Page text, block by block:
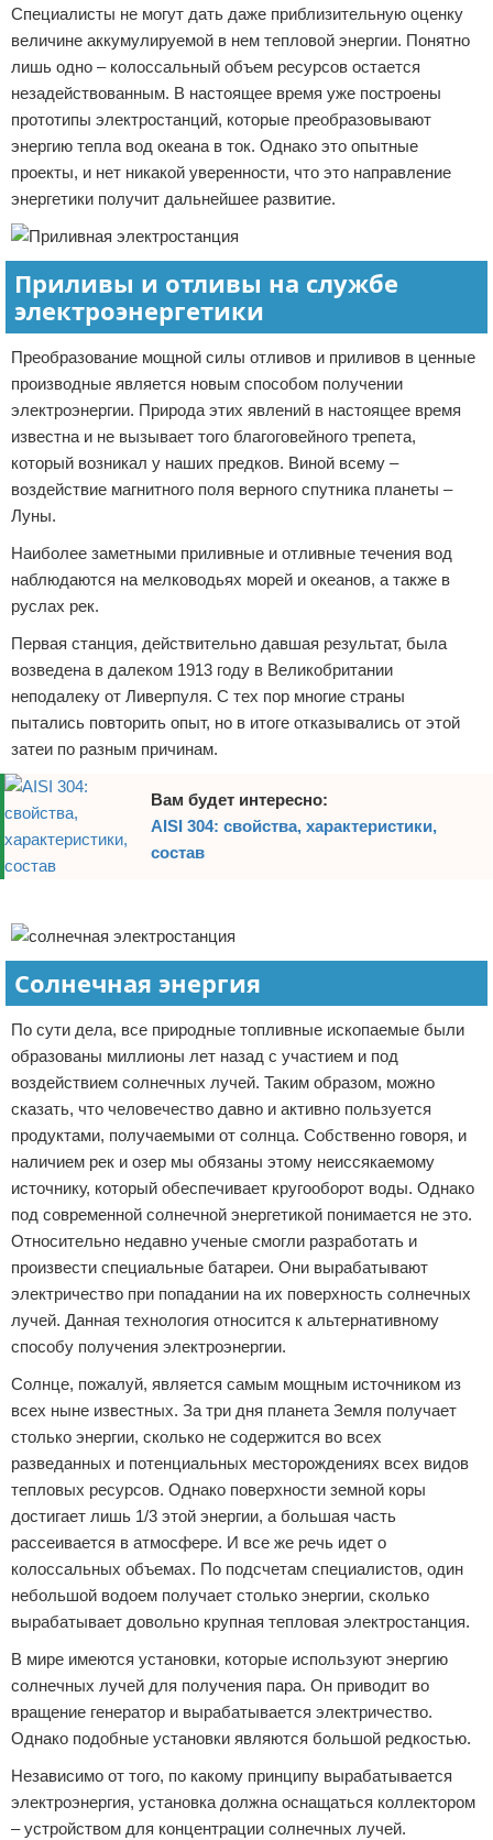
Специалисты не могут дать даже приблизительную оценку
величине аккумулируемой в нем тепловой энергии. Понятно
лишь одно – колоссальный объем ресурсов остается
незадействованным. В настоящее время уже построены
прототипы электростанций, которые преобразовывают
энергию тепла вод океана в ток. Однако это опытные
проекты, и нет никакой уверенности, что это направление
энергетики получит дальнейшее развитие.
Приливы и отливы на службе
электроэнергетики
Преобразование мощной силы отливов и приливов в ценные
производные является новым способом получении
электроэнергии. Природа этих явлений в настоящее время
известна и не вызывает того благоговейного трепета,
который возникал у наших предков. Виной всему –
воздействие магнитного поля верного спутника планеты –
Луны.
Наиболее заметными приливные и отливные течения вод
наблюдаются на мелководьях морей и океанов, а также в
руслах рек.
Первая станция, действительно давшая результат, была
возведена в далеком 1913 году в Великобритании
неподалеку от Ливерпуля. С тех пор многие страны
пытались повторить опыт, но в итоге отказывались от этой
затеи по разным причинам.
Вам будет интересно:
AISI 304: свойства, характеристики,
состав
Солнечная энергия
По сути дела, все природные топливные ископаемые были
образованы миллионы лет назад с участием и под
воздействием солнечных лучей. Таким образом, можно
сказать, что человечество давно и активно пользуется
продуктами, получаемыми от солнца. Собственно говоря, и
наличием рек и озер мы обязаны этому неиссякаемому
источнику, который обеспечивает кругооборот воды. Однако
под современной солнечной энергетикой понимается не это.
Относительно недавно ученые смогли разработать и
произвести специальные батареи. Они вырабатывают
электричество при попадании на их поверхность солнечных
лучей. Данная технология относится к альтернативному
способу получения электроэнергии.
Солнце, пожалуй, является самым мощным источником из
всех ныне известных. За три дня планета Земля получает
столько энергии, сколько не содержится во всех
разведанных и потенциальных месторождениях всех видов
тепловых ресурсов. Однако поверхности земной коры
достигает лишь 1/3 этой энергии, а большая часть
рассеивается в атмосфере. И все же речь идет о
колоссальных объемах. По подсчетам специалистов, один
небольшой водоем получает столько энергии, сколько
вырабатывает довольно крупная тепловая электростанция.
В мире имеются установки, которые используют энергию
солнечных лучей для получения пара. Он приводит во
вращение генератор и вырабатывается электричество.
Однако подобные установки являются большой редкостью.
Независимо от того, по какому принципу вырабатывается
электроэнергия, установка должна оснащаться коллектором
– устройством для концентрации солнечных лучей.